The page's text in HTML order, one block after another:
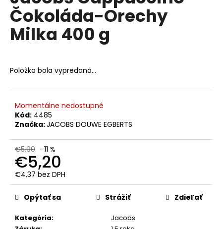
0,0
z
5
hviezdičiek.
Čokoláda-Orechy
Milka 400 g
Položka bola vypredaná…
Momentálne nedostupné
Kód: 4485
Značka:JACOBS DOUWE EGBERTS
€5,90 –11 %
€5,20
€4,37 bez DPH
Jednotková
cena:
Kategória:
Jacobs
Opýtať sa Strážiť Zdieľať
a
m
e
QUALITA
MLETÁ
250
G
€4,90
€6